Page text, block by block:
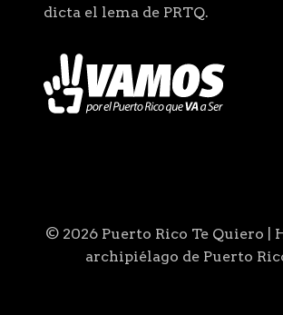
dicta el lema de PRTQ.
© 2026 Puerto Rico Te Quiero |
archipiélago de Puerto